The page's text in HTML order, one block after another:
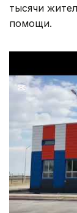
тысячи
помощи.